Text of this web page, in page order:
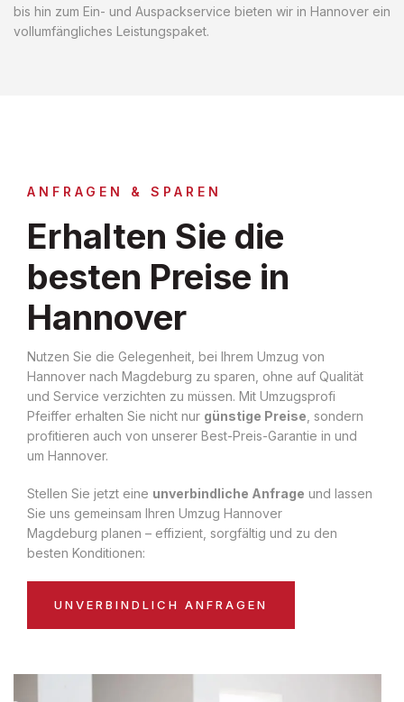
bis hin zum Ein- und Auspackservice bieten wir in Hannover ein
vollumfängliches Leistungspaket.
ANFRAGEN & SPAREN
Erhalten Sie die
besten Preise in
Hannover
Nutzen Sie die Gelegenheit, bei Ihrem Umzug von
Hannover nach Magdeburg zu sparen, ohne auf Qualität
und Service verzichten zu müssen. Mit Umzugsprofi
Pfeiffer erhalten Sie nicht nur günstige Preise , sondern
profitieren auch von unserer Best-Preis-Garantie in und
um Hannover.
Stellen Sie jetzt eine unverbindliche Anfrage und lassen
Sie uns gemeinsam Ihren Umzug Hannover
Magdeburg planen – effizient, sorgfältig und zu den
besten Konditionen:
UNVERBINDLICH ANFRAGEN